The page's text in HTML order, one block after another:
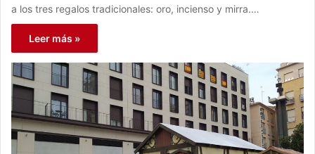
a los tres regalos tradicionales: oro, incienso y mirra.…
Leer más »